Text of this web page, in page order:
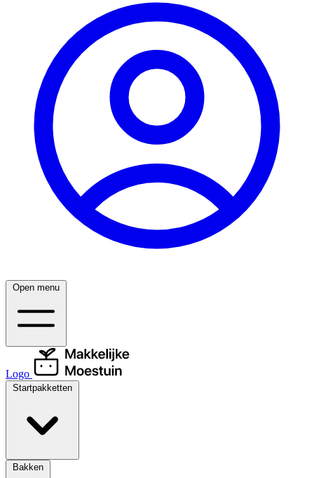
Open menu
Logo
Startpakketten
Bakken